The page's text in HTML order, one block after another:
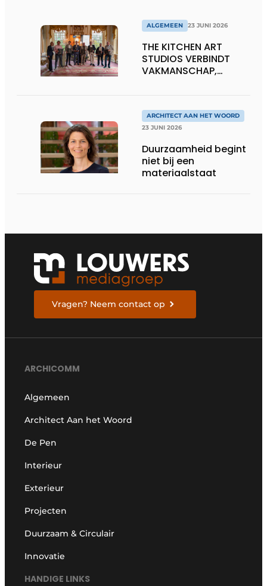
ALGEMEEN 23 JUNI 2026
THE KITCHEN ART
STUDIOS VERBINDT
VAKMANSCHAP,
DE LEEFKEUKEN VAN DE
TOEKOMST
ARCHITECT AAN HET WOORD
23 JUNI 2026
Duurzaamheid begint
niet bij een
materiaalstaat
Vragen? Neem contact op
ARCHICOMM
Algemeen
Architect Aan het Woord
De Pen
Interieur
Exterieur
Projecten
Duurzaam & Circulair
Innovatie
HANDIGE LINKS